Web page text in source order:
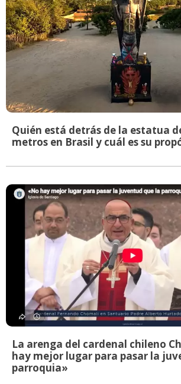
Quién está detrás de la estatua
metros en Brasil y cuál es su
La arenga del cardenal chileno
hay mejor lugar para pasar la
parroquia»